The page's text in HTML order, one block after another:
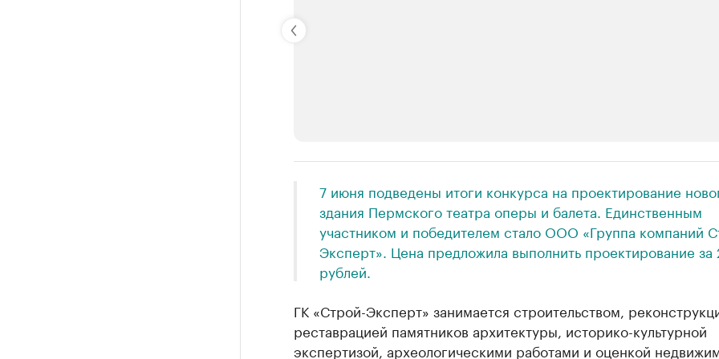
Крупные организации в нефтегазовой
Найдите и проверьте данные в каталоге
7 июня подведены итоги конкурса на проектирование
здания Пермского театра оперы и балета. Единственным
участником и победителем стало ООО «Группа компаний
Эксперт». Цена предложила выполнить проектирование за
рублей.
ГК «Строй-Эксперт» занимается строительством,
реставрацией памятников архитектуры, историко-культурной
экспертизой, археологическими работами и оценкой